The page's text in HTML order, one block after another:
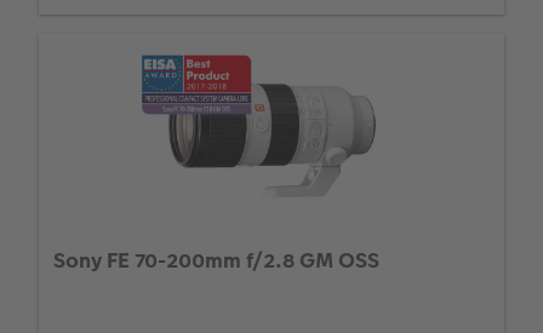
Sony FE 70-200mm f/2.8 GM OSS